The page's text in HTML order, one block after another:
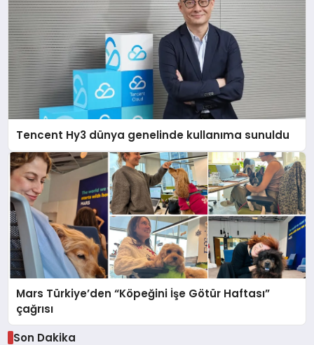
Tencent Hy3 dünya genelinde kullanıma sunuldu
Mars Türkiye’den “Köpeğini İşe Götür Haftası”
çağrısı
Son Dakika